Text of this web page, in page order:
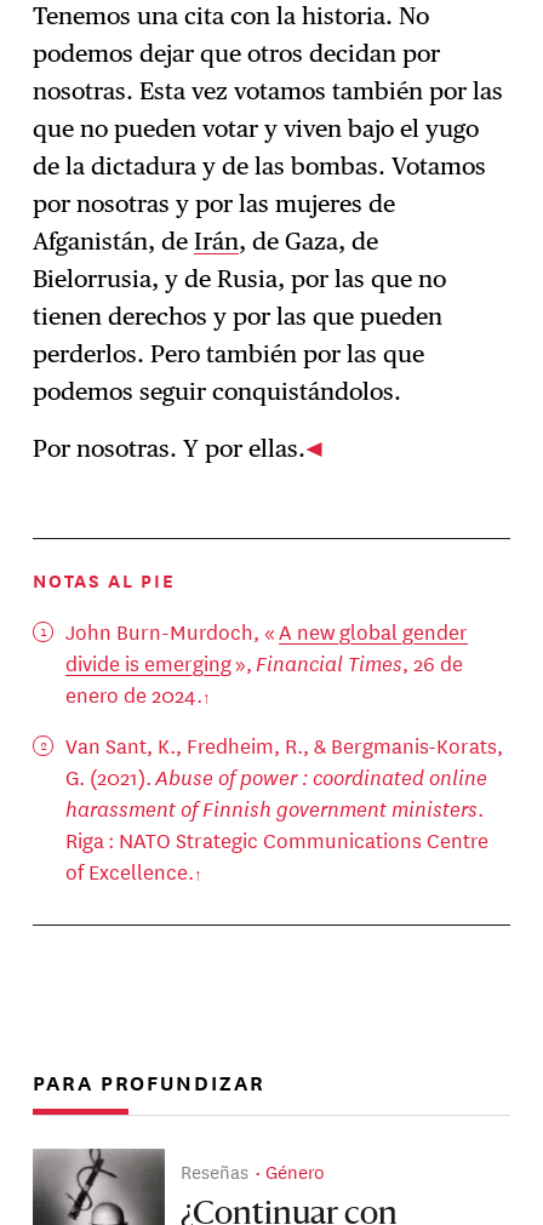
Tenemos una cita con la historia. No
podemos dejar que otros decidan por
nosotras. Esta vez votamos también por las
que no pueden votar y viven bajo el yugo
de la dictadura y de las bombas. Votamos
por nosotras y por las mujeres de
Afganistán, deIrán, de Gaza, de
Bielorrusia, y de Rusia, por las que no
tienen derechos y por las que pueden
perderlos. Pero también por las que
podemos seguir conquistándolos.
Por nosotras. Y por ellas.
NOTAS AL PIE
John Burn-Murdoch, «A new global gender
divide is emerging»,Financial Times, 26 de
enero de 2024.
Van Sant, K., Fredheim, R., & Bergmanis-Korats,
G. (2021).Abuse of power : coordinated online
harassment of Finnish government ministers.
Riga : NATO Strategic Communications Centre
of Excellence.
PARA PROFUNDIZAR
Reseñas Género
¿Continuar con